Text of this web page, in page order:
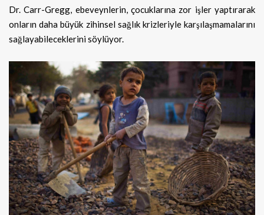
Dr. Carr-Gregg, ebeveynlerin, çocuklarına zor işler yaptırarak
onların daha büyük zihinsel sağlık krizleriyle karşılaşmamalarını
sağlayabileceklerini söylüyor.